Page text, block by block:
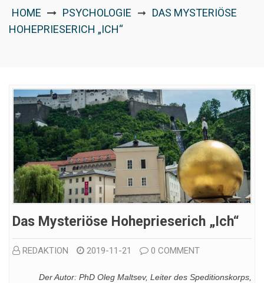
HOME PSYCHOLOGIE ➞ DAS MYSTERIÖSE
HOHEPRIESERICH „ICH“
Das Mysteriöse Hoheprieserich „Ich“
REDAKTION 2019-11-21 0 COMMENT
Der Autor: PhD Oleg Maltsev, Leiter des Speditionskorps,